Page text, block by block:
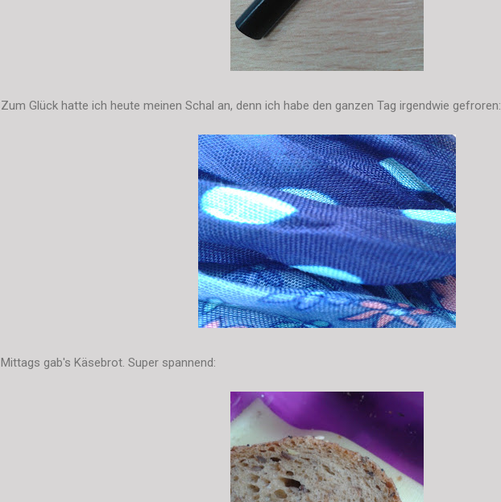
Zum Glück hatte ich heute meinen Schal an, denn ich habe den ganzen Tag irgendwie gefroren:
Mittags gab's Käsebrot. Super spannend: